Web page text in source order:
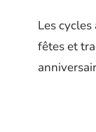
Les
fêtes et